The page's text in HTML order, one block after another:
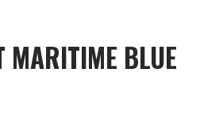
MARITIME BLUE